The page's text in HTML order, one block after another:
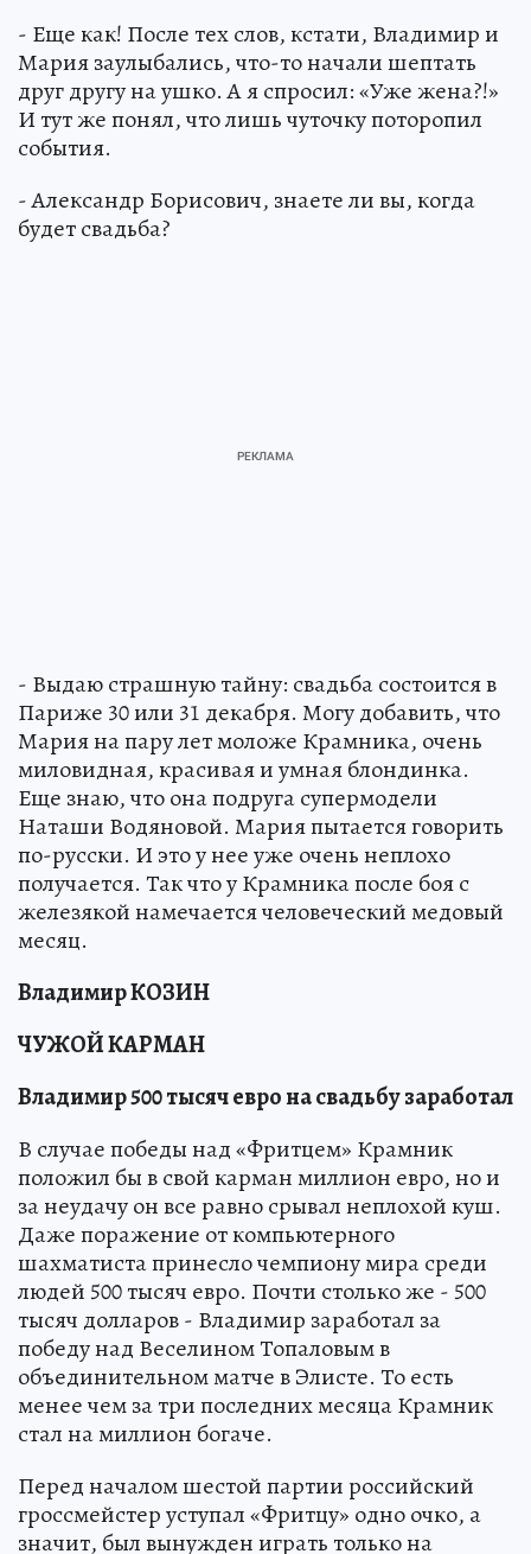
- Еще как! После тех слов, кстати, Владимир и
Мария заулыбались, что-то начали шептать
друг другу на ушко. А я спросил: «Уже жена?!»
И тут же понял, что лишь чуточку поторопил
события.
- Александр Борисович, знаете ли вы, когда
будет свадьба?
- Выдаю страшную тайну: свадьба состоится в
Париже 30 или 31 декабря. Могу добавить, что
Мария на пару лет моложе Крамника, очень
миловидная, красивая и умная блондинка.
Еще знаю, что она подруга супермодели
Наташи Водяновой. Мария пытается говорить
по-русски. И это у нее уже очень неплохо
получается. Так что у Крамника после боя с
железякой намечается человеческий медовый
месяц.
Владимир КОЗИН
ЧУЖОЙ КАРМАН
Владимир 500 тысяч евро на свадьбу заработал
В случае победы над «Фритцем» Крамник
положил бы в свой карман миллион евро, но и
за неудачу он все равно срывал неплохой куш.
Даже поражение от компьютерного
шахматиста принесло чемпиону мира среди
людей 500 тысяч евро. Почти столько же - 500
тысяч долларов - Владимир заработал за
победу над Веселином Топаловым в
объединительном матче в Элисте. То есть
менее чем за три последних месяца Крамник
стал на миллион богаче.
Перед началом шестой партии российский
гроссмейстер уступал «Фритцу» одно очко, а
значит, был вынужден играть только на